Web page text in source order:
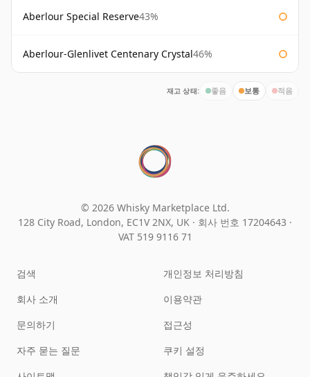
Aberlour Special Reserve43%
Aberlour-Glenlivet Centenary Crystal46%
재고 상태: 좋음 보통 적음
© 2026 Whisky Marketplace Ltd.
128 City Road, London, EC1V 2NX, UK · 회사 번호 17204643 ·
VAT 519 9116 71
검색
회사 소개
문의하기
자주 묻는 질문
개인정보 처리방침
이용약관
접근성
쿠키 설정